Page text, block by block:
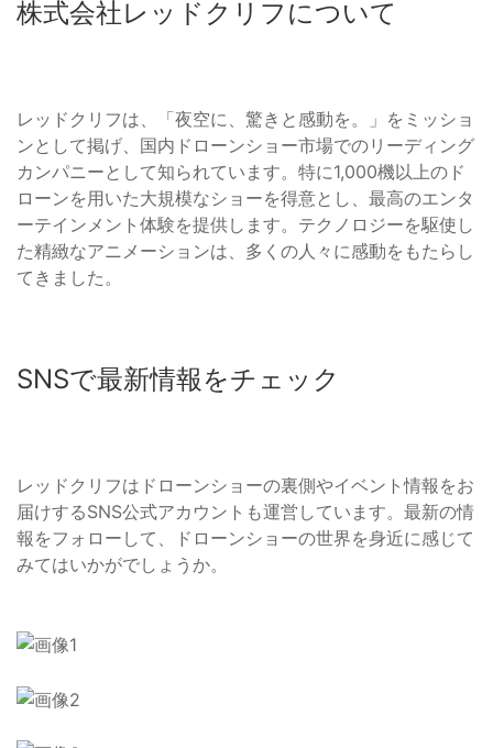
株式会社レッドクリフについて
レッドクリフは、「夜空に、驚きと感動を。」をミッショ
ンとして掲げ、国内ドローンショー市場でのリーディング
カンパニーとして知られています。特に1,000機以上のド
ローンを用いた大規模なショーを得意とし、最高のエンタ
ーテインメント体験を提供します。テクノロジーを駆使し
た精緻なアニメーションは、多くの人々に感動をもたらし
てきました。
SNSで最新情報をチェック
レッドクリフはドローンショーの裏側やイベント情報をお
届けするSNS公式アカウントも運営しています。最新の情
報をフォローして、ドローンショーの世界を身近に感じて
みてはいかがでしょうか。